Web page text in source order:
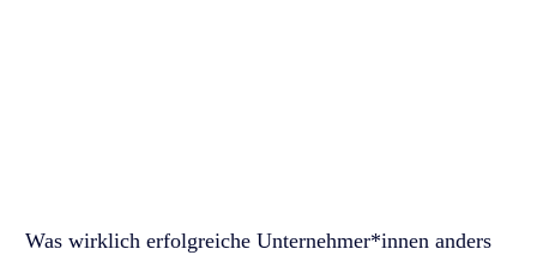
Was wirklich erfolgreiche Unternehmer*innen anders